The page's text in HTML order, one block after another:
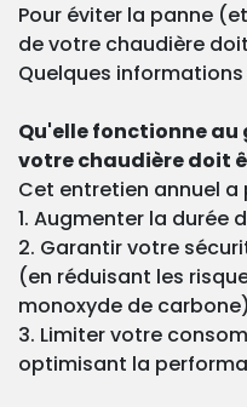
Pour éviter la panne
de votre chaudière
Quelques
Qu'elle fonctionne au
votre chaudière doit
Cet entretien annuel a
1. Augmenter la durée
2. Garantir votre
(en réduisant les
monoxyde de carbone)
3. Limiter votre
optimisant la